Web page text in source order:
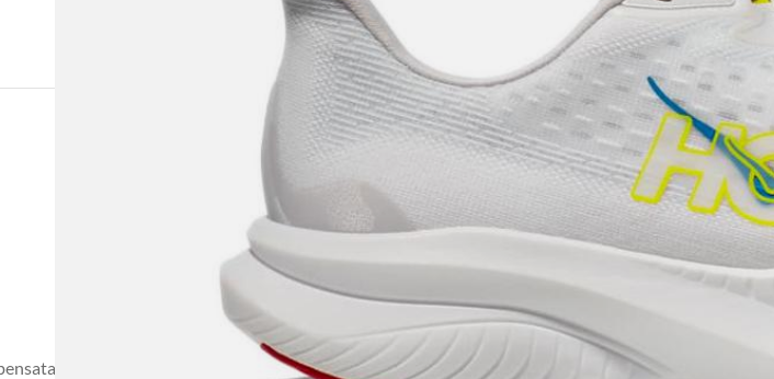
per gli allenamenti di qualità e sufficientemente versatile da poter essere impiegata anche in gara.